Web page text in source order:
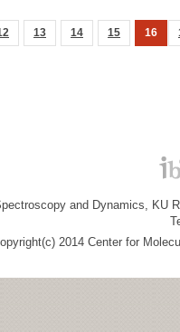
13 14 15 16
and Dynamics, KU
2014 Center for